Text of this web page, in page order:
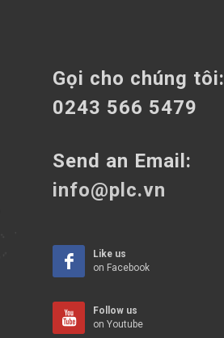
Gọi cho chúng tôi:
0243 566 5479
Send an Email:
info@plc.vn
Like us
on Facebook
Follow us
on Youtube